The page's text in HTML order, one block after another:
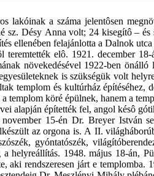
lakóinak a száma jelentôsen
sz. Désy Anna volt; 24 kisegítô –
ellenében felajánlotta a Dalnok
teremtették elô. 1921. december
növekedésével 1922-ben
is szükségük volt
templom és kultúrház
templom köré épülnek, hanem a
alapján építették fel, angol késô
15-én Dr. Breyer István
az orgona is. A II.
gyóntatószék,
a helyreállítás. 1948. május 18-án,
aki rendszeresen járt e